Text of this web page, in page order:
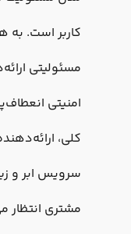
کاربر است. به
مسئولیتی
امنیتی
کلی،
سرویس ابر و
مشتری انتظار